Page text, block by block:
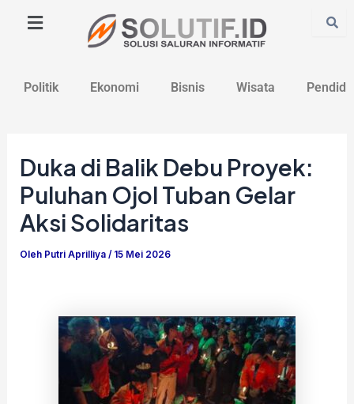
Politik Ekonomi Bisnis Wisata
Duka di Balik Debu Proyek:
Puluhan Ojol Tuban Gelar
Aksi Solidaritas
Oleh Putri Aprilliya/ 15 Mei 2026
navigation